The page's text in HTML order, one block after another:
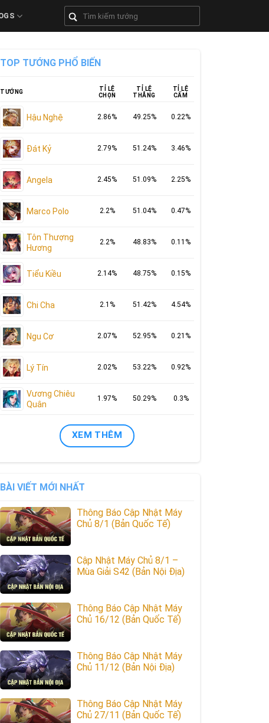
TOP TƯỚNG PHỔ BIẾN
TƯỚNG
TỈ LỆ
CHỌN
TỈ LỆ
THẮNG
TỈ LỆ
CẤM
Hậu Nghệ 2.86% 49.25% 0.22%
Đát Kỷ 2.79% 51.24% 3.46%
Angela 2.45% 51.09% 2.25%
Marco Polo 2.2% 51.04% 0.47%
Tôn Thượng
Hương
2.2% 48.83% 0.11%
Tiểu Kiều 2.14% 48.75% 0.15%
Chi Cha 2.1% 51.42% 4.54%
Ngu Cơ 2.07% 52.95% 0.21%
Lý Tín 2.02% 53.22% 0.92%
Vương Chiêu
Quân
1.97% 50.29% 0.3%
XEM THÊM
BÀI VIẾT MỚI NHẤT
Thông Báo Cập Nhật Máy
Chủ 8/1 (Bản Quốc Tế)
Cập Nhật Máy Chủ 8/1 –
Mùa Giải S42 (Bản Nội Địa)
Thông Báo Cập Nhật Máy
Chủ 16/12 (Bản Quốc Tế)
Thông Báo Cập Nhật Máy
Chủ 11/12 (Bản Nội Địa)
Thông Báo Cập Nhật Máy
Chủ 27/11 (Bản Quốc Tế)